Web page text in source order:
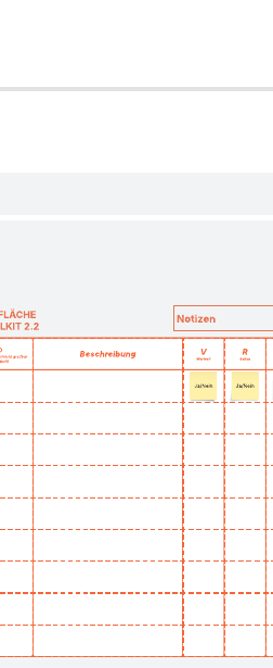
in einer 2x2-Matrix, die den